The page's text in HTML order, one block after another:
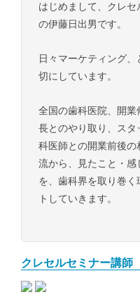
はじめまして、クレ
の伊藤日出男です。
日々マーケティング
切にしています。
全国の歯科医院、開
長とのやり取り、ス
科医師との開業前後
流から、見たこと・感
を、歯科界を取り巻
トしていきます。
クレセルセミナー講師